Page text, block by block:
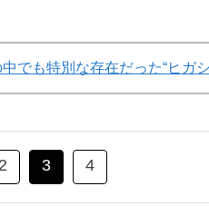
でも特別な存在だった“ヒガ
2 3 4